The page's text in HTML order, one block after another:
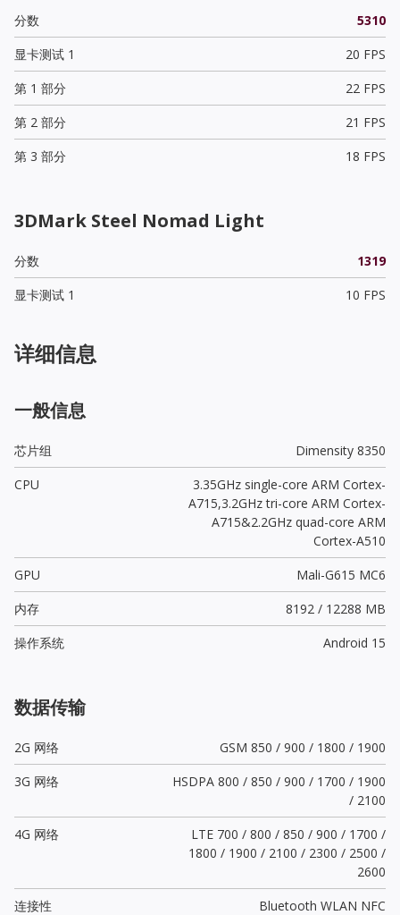
分数
5310
显卡测试 1
20 FPS
第 1 部分
22 FPS
第 2 部分
21 FPS
第 3 部分
18 FPS
3DMark Steel Nomad Light
分数
1319
显卡测试 1
10 FPS
详细信息
一般信息
芯片组
Dimensity 8350
CPU
3.35GHz single-core ARM Cortex-
A715,3.2GHz tri-core ARM Cortex-
A715&2.2GHz quad-core ARM
Cortex-A510
GPU
Mali-G615 MC6
内存
8192 / 12288 MB
操作系统
Android 15
数据传输
2G 网络
GSM 850 / 900 / 1800 / 1900
3G 网络
HSDPA 800 / 850 / 900 / 1700 / 1900
/ 2100
4G 网络
LTE 700 / 800 / 850 / 900 / 1700 /
1800 / 1900 / 2100 / 2300 / 2500 /
2600
连接性
Bluetooth WLAN NFC